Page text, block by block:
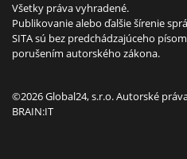
Všetky práva vyhradené.
Publikovanie alebo ďalšie šírenie
SITA sú bez predchádzajúceho
porušením autorského zákona.
©2026 Global24, s.r.o. Autorské
BRAIN:IT